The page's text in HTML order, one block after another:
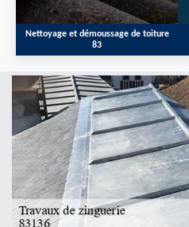
Nettoyage et démoussage de toiture
83